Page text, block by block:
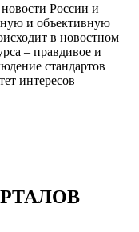
России и
и объективную
в новостном
– правдивое и
стандартов
интересов